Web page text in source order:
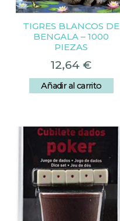
TIGRES BLANCOS DE
BENGALA – 1000
PIEZAS
12,64 €
Añadir al carrito